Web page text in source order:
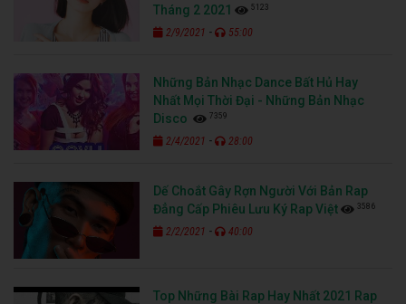
Tháng 2 2021
5123
2/9/2021 - 55:00
Những Bản Nhạc Dance Bất Hủ Hay
Nhất Mọi Thời Đại - Những Bản Nhạc
Disco
7359
2/4/2021 - 28:00
Dế Choắt Gây Rợn Người Với Bản Rap
Đẳng Cấp Phiêu Lưu Ký Rap Việt
3586
2/2/2021 - 40:00
Top Những Bài Rap Hay Nhất 2021 Rap